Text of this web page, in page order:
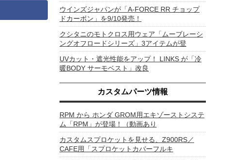
ウインズジャパンが「A-FORCE RR チョップ
ドカーボン」を9/10発売！
クシタニのモトクロス用ウェア「ムーブレーシ
ングオフロードシリーズ」3アイテムが登
UVカット・遮光性能をアップ！ LINKS が「冷
暖BODY サーモベスト」改良
カスタムパーツ情報
RPM から ホンダ GROM用エキゾーストシステ
ム「RPM」が登場！（動画あり
カスタムスプロケットを見せる、Z900RS／
CAFE用「スプロケットカバーフルキ